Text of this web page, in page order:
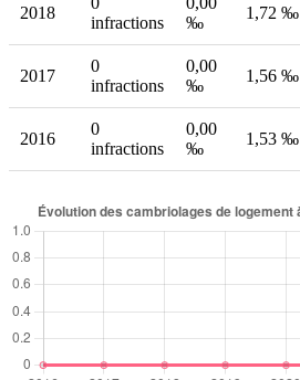
2018
infractions
‰
1,72 ‰
2017
0
infractions
0,00
‰
1,56 ‰
2016
0
infractions
0,00
‰
1,53 ‰